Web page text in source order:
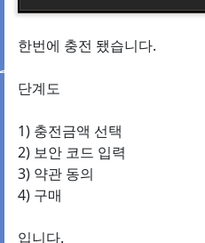
한번에 충전 됐습니다.
단계도
1) 충전금액 선택
2) 보안 코드 입력
3) 약관 동의
4) 구매
입니다.